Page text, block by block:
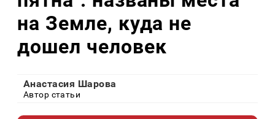
на Земле, куда не
дошел человек
Анастасия Шарова
Автор статьи